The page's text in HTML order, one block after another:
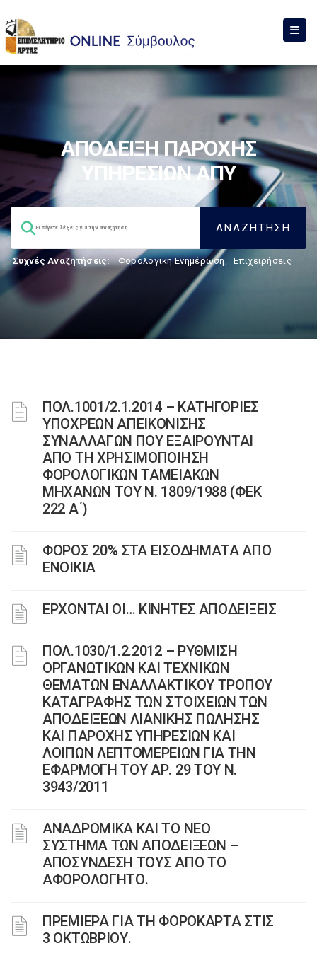
ΑΠΟΔΕΙΞΗ ΠΑΡΟΧΗΣ
ΥΠΗΡΕΣΙΩΝ ΑΠΥ
Συχνές Αναζητήσεις: Φορολογικη Ενημέρωση, Επιχειρήσεις
ΠΟΛ.1001/2.1.2014 – ΚΑΤΗΓΟΡΙΕΣ
ΥΠΟΧΡΕΩΝ ΑΠΕΙΚΟΝΙΣΗΣ
ΣΥΝΑΛΛΑΓΩΝ ΠΟΥ ΕΞΑΙΡΟΥΝΤΑΙ
ΑΠΟ ΤΗ ΧΡΗΣΙΜΟΠΟΙΗΣΗ
ΦΟΡΟΛΟΓΙΚΩΝ ΤΑΜΕΙΑΚΩΝ
ΜΗΧΑΝΩΝ ΤΟΥ Ν. 1809/1988 (ΦΕΚ
222 Α΄)
ΦΟΡΟΣ 20% ΣΤΑ ΕΙΣΟΔΗΜΑΤΑ ΑΠΟ
ΕΝΟΙΚΙΑ
EΡΧΟΝΤΑΙ ΟΙ… ΚΙΝΗΤΕΣ ΑΠΟΔΕΙΞΕΙΣ
ΠΟΛ.1030/1.2.2012 – ΡΥΘΜΙΣΗ
ΟΡΓΑΝΩΤΙΚΩΝ ΚΑΙ ΤΕΧΝΙΚΩΝ
ΘΕΜΑΤΩΝ ΕΝΑΛΛΑΚΤΙΚΟΥ ΤΡΟΠΟΥ
ΚΑΤΑΓΡΑΦΗΣ ΤΩΝ ΣΤΟΙΧΕΙΩΝ ΤΩΝ
ΑΠΟΔΕΙΞΕΩΝ ΛΙΑΝΙΚΗΣ ΠΩΛΗΣΗΣ
ΚΑΙ ΠΑΡΟΧΗΣ ΥΠΗΡΕΣΙΩΝ ΚΑΙ
ΛΟΙΠΩΝ ΛΕΠΤΟΜΕΡΕΙΩΝ ΓΙΑ ΤΗΝ
ΕΦΑΡΜΟΓΗ ΤΟΥ ΑΡ. 29 ΤΟΥ Ν.
3943/2011
ΑΝΑΔΡΟΜΙΚΑ ΚΑΙ ΤΟ ΝΕΟ
ΣΥΣΤΗΜΑ ΤΩΝ ΑΠΟΔΕΙΞΕΩΝ –
ΑΠΟΣΥΝΔΕΣΗ ΤΟΥΣ ΑΠΟ ΤΟ
ΑΦΟΡΟΛΟΓΗΤΟ.
ΠΡΕΜΙΕΡΑ ΓΙΑ ΤΗ ΦΟΡΟΚΑΡΤΑ ΣΤΙΣ
3 ΟΚΤΩΒΡΙΟΥ.